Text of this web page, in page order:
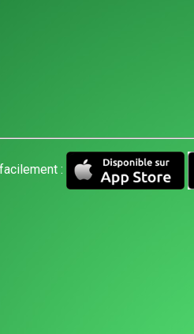
: